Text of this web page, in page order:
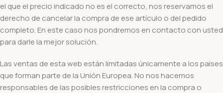
el que el precio indicado no es el correcto, nos reservamos el
derecho de cancelar la compra de ese artículo o del pedido
completo. En este caso nos pondremos en contacto con usted
para darle la mejor solución.
Las ventas de esta web están limitadas únicamente a los paises
que forman parte de la Unión Europea. No nos hacemos
responsables de las posibles restricciones en la compra o